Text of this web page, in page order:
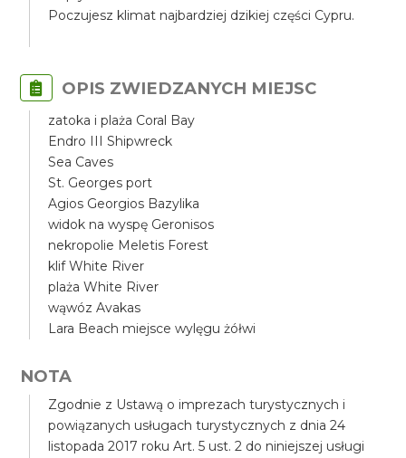
Poczujesz klimat najbardziej dzikiej części Cypru.
OPIS ZWIEDZANYCH MIEJSC
zatoka i plaża Coral Bay
Endro III Shipwreck
Sea Caves
St. Georges port
Agios Georgios Bazylika
widok na wyspę Geronisos
nekropolie Meletis Forest
klif White River
plaża White River
wąwóz Avakas
Lara Beach miejsce wylęgu żółwi
NOTA
Zgodnie z Ustawą o imprezach turystycznych i
powiązanych usługach turystycznych z dnia 24
listopada 2017 roku Art. 5 ust. 2 do niniejszej usługi